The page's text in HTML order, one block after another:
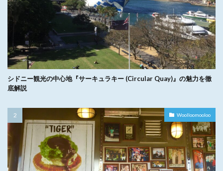
シドニー観光の中心地『サーキュラキー (Circular Quay)』の魅力を徹
底解説
Woolloomooloo